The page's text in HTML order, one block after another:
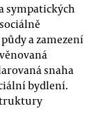
sympatických
a zamezení
snaha
bydlení.